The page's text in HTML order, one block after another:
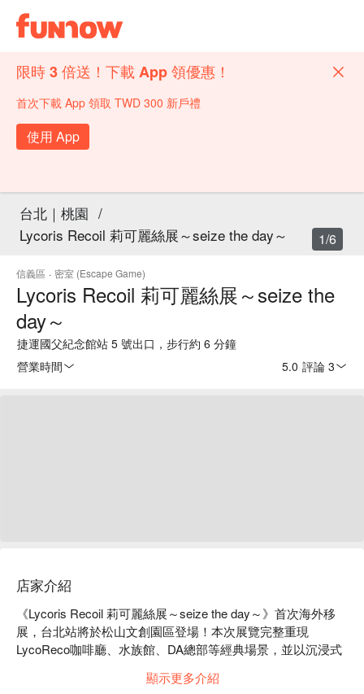
限時 3 倍送！下載 App 領優惠！
首次下載 App 領取 TWD 300 新戶禮
使用 App
台北｜桃園 /
Lycoris Recoil 莉可麗絲展～seize the day～
信義區 · 密室 (Escape Game)
Lycoris Recoil 莉可麗絲展～seize the
day～
捷運國父紀念館站 5 號出口，步行約 6 分鐘
營業時間
5.0 評論 3
1/6
店家介紹
《Lycoris Recoil 莉可麗絲展～seize the day～》首次海外移
展，台北站將於松山文創園區登場！本次展覽完整重現
LycoReco咖啡廳、水族館、DA總部等經典場景，並以沉浸式
場更展出原畫師、作畫監督等創作者繪製的精美簽名板，呈現
顯示更多介紹